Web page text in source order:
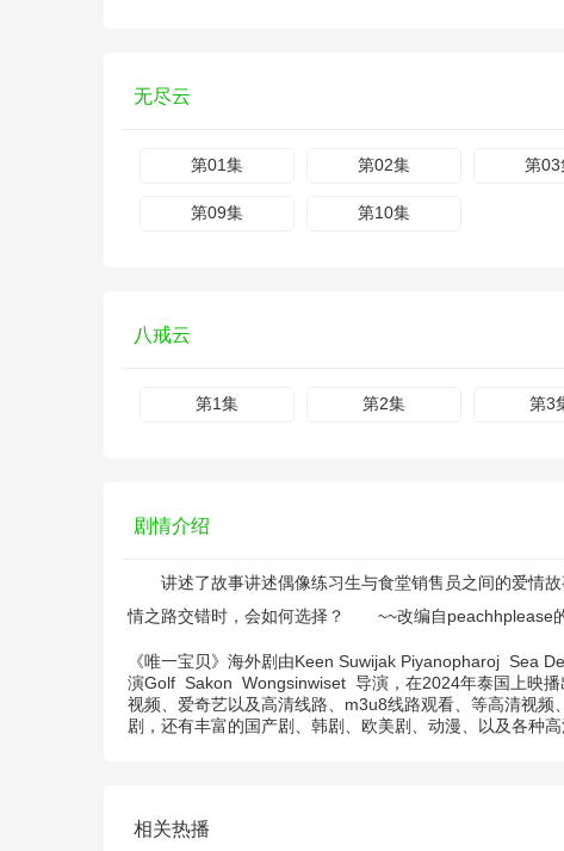
无尽云
第01集 第02集 第03
第09集 第10集
八戒云
第1集 第2集 第3
剧情介绍
讲述了故事讲述偶像练习生与食堂销售员之间的爱情故
情之路交错时，会如何选择？ ~~改编自peachhplease
《唯一宝贝》海外剧由Keen Suwijak Piyanopharoj Sea
演Golf Sakon Wongsinwiset 导演，在2024年泰国上映
视频、爱奇艺以及高清线路、m3u8线路观看、等高清视
剧，还有丰富的国产剧、韩剧、欧美剧、动漫、以及各种
相关热播